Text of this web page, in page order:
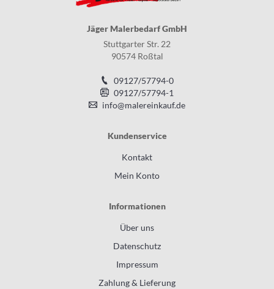
Jäger Malerbedarf GmbH
Stuttgarter Str. 22
90574 Roßtal
09127/57794-0
09127/57794-1
info@malereinkauf.de
Kundenservice
Kontakt
Mein Konto
Informationen
Über uns
Datenschutz
Impressum
Zahlung & Lieferung